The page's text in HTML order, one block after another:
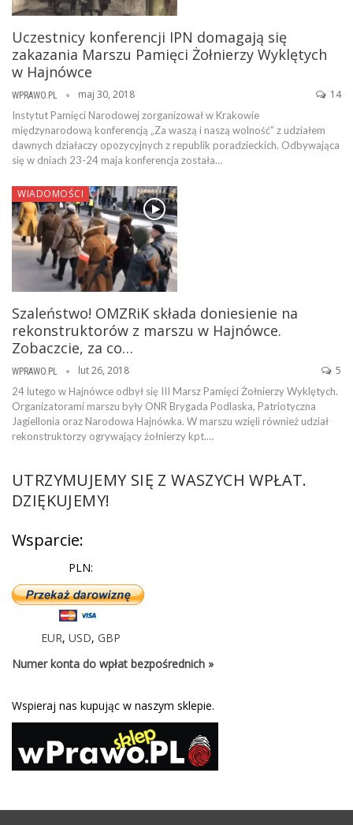
Uczestnicy konferencji IPN domagają się
zakazania Marszu Pamięci Żołnierzy Wyklętych
w Hajnówce
WPRAWO.PL maj 30, 2018 14
Instytut Pamięci Narodowej zorganizował w Krakowie
międzynarodową konferencją „Za waszą i naszą wolność” z udziałem
dawnych działaczy opozycyjnych z republik poradzieckich. Odbywająca
się w dniach 23-24 maja konferencja została…
WIADOMOŚCI
Szaleństwo! OMZRiK składa doniesienie na
rekonstruktorów z marszu w Hajnówce.
Zobaczcie, za co…
WPRAWO.PL lut 26, 2018 5
24 lutego w Hajnówce odbył się III Marsz Pamięci Żołnierzy Wyklętych.
Organizatorami marszu były ONR Brygada Podlaska, Patriotyczna
Jagiellonia oraz Narodowa Hajnówka. W marszu wzięli również udział
rekonstruktorzy ogrywający żołnierzy kpt.…
UTRZYMUJEMY SIĘ Z WASZYCH WPŁAT.
DZIĘKUJEMY!
Wsparcie:
PLN:
EUR, USD, GBP
Numer konta do wpłat bezpośrednich »
Wspieraj nas kupując w naszym sklepie.